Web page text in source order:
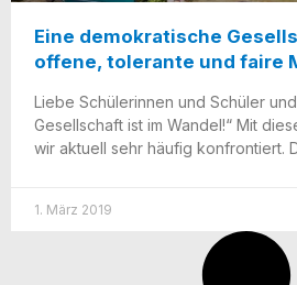
Eine demokratische
offene, tolerante und faire
Lie­be Schü­le­rin­nen und Schü­ler
Gesell­schaft ist im Wan­del!“ Mit
wir aktu­ell sehr häu­fig kon­fron­tiert.
1. März 2019